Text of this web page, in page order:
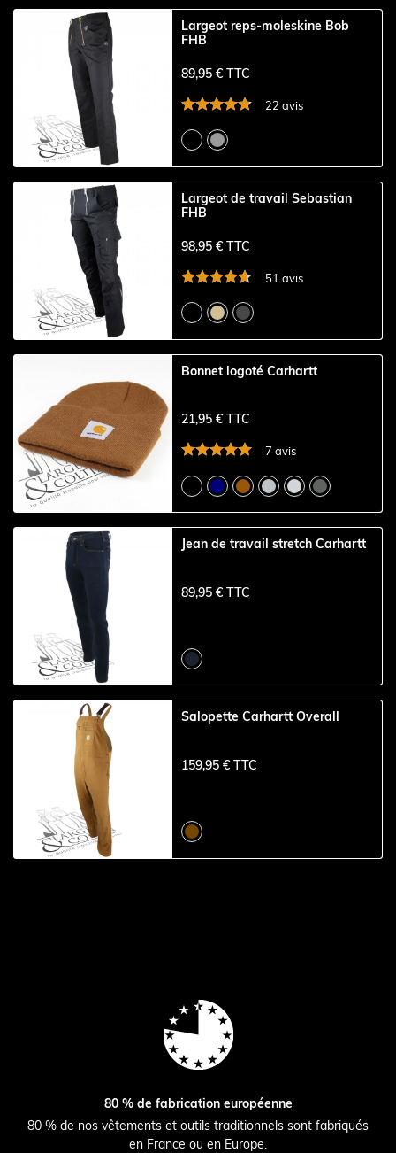
Largeot reps-moleskine Bob
FHB
89,95 € TTC
22 avis
Largeot de travail Sebastian
FHB
98,95 € TTC
51 avis
Bonnet logoté Carhartt
21,95 € TTC
7 avis
Jean de travail stretch Carhartt
89,95 € TTC
Salopette Carhartt Overall
159,95 € TTC
80 % de fabrication européenne
80 % de nos vêtements et outils traditionnels sont fabriqués
en France ou en Europe.